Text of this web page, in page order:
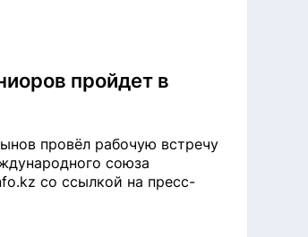
пройдет в
провёл рабочую встречу
союза
со ссылкой на пресс-